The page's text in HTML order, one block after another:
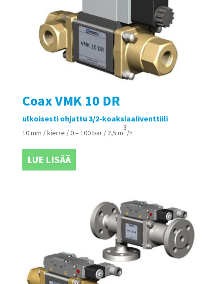
Coax VMK 10 DR
ulkoisesti ohjattu 3/2-koaksiaaliventtiili
10 mm / kierre / 0 – 100 bar / 2,5 m
3
/h
LUE LISÄÄ